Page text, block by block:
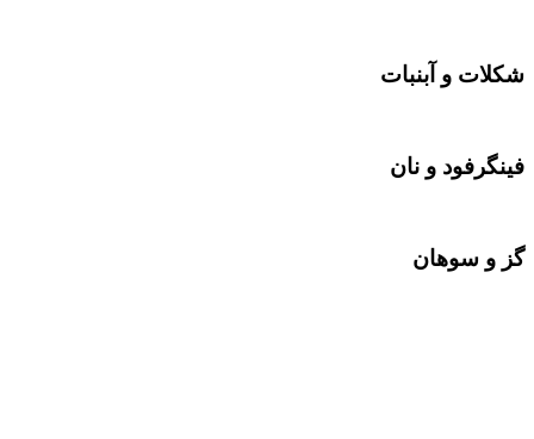
شکلات‌‌ و آبنبات
فینگرفود و نان‌
گز و سوهان